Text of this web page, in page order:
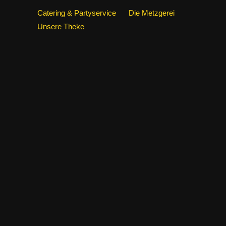
Catering & Partyservice
Die Metzgerei
Unsere Theke